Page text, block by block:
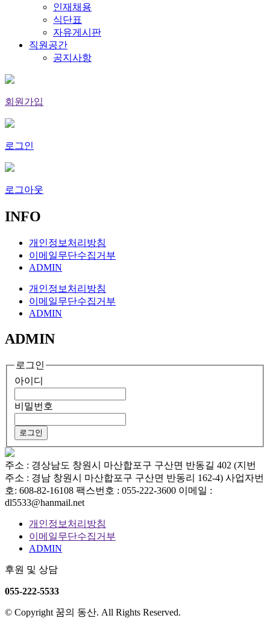
인재채용
식단표
자유게시판
직원공간
공지사항
회원가입
로그인
로그아웃
INFO
개인정보처리방침
이메일무단수집거부
ADMIN
개인정보처리방침
이메일무단수집거부
ADMIN
ADMIN
로그인
아이디
비밀번호
주소 : 경상남도 창원시 마산합포구 구산면 반동길 402 (지번
주소 : 경남 창원시 마산합포구 구산면 반동리 162-4) 사업자번
호: 608-82-16108 팩스번호 : 055-222-3600 이메일 :
dl5533@hanmail.net
개인정보처리방침
이메일무단수집거부
ADMIN
후원 및 상담
055-222-5533
© Copyright 꿈의 동산. All Rights Reserved.